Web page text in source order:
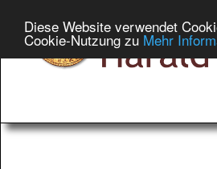
Diese Website verwendet
Cookie-Nutzung zu Mehr